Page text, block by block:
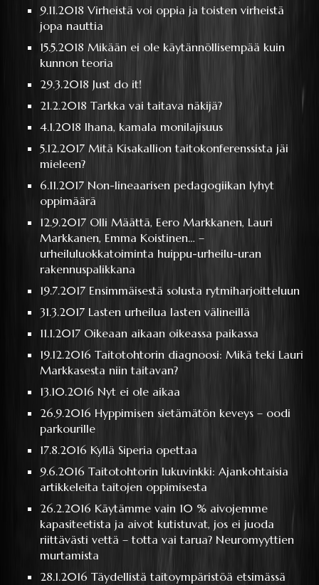
9.11.2018Virheistä voi oppia ja toisten virheistä
jopa nauttia
15.5.2018Mikään ei ole käytännöllisempää kuin
kunnon teoria
29.3.2018 Just do it!
21.2.2018Tarkka vai taitava näkijä?
4.1.2018Ihana, kamala monilajisuus
5.12.2017Mitä Kisakallion taitokonferenssista jäi
mieleen?
6.11.2017Non-lineaarisen pedagogiikan lyhyt
oppimäärä
12.9.2017 Olli Määttä, Eero Markkanen, Lauri
Markkanen, Emma Koistinen… –
urheiluluokkatoiminta huippu-urheilu-uran
rakennuspalikkana
19.7.2017Ensimmäisestä solusta rytmiharjoitteluun
31.3.2017Lasten urheilua lasten välineillä
11.1.2017 Oikeaan aikaan oikeassa paikassa
19.12.2016Taitotohtorin diagnoosi: Mikä teki Lauri
Markkasesta niin taitavan?
13.10.2016Nyt ei ole aikaa
26.9.2016Hyppimisen sietämätön keveys – oodi
parkourille
17.8.2016 Kyllä Siperia opettaa
9.6.2016Taitotohtorin lukuvinkki: Ajankohtaisia
artikkeleita taitojen oppimisesta
26.2.2016 Käytämme vain 10 % aivojemme
kapasiteetista ja aivot kutistuvat, jos ei juoda
riittävästi vettä – totta vai tarua? Neuromyyttien
murtamista
28.1.2016Täydellistä taitoympäristöä etsimässä